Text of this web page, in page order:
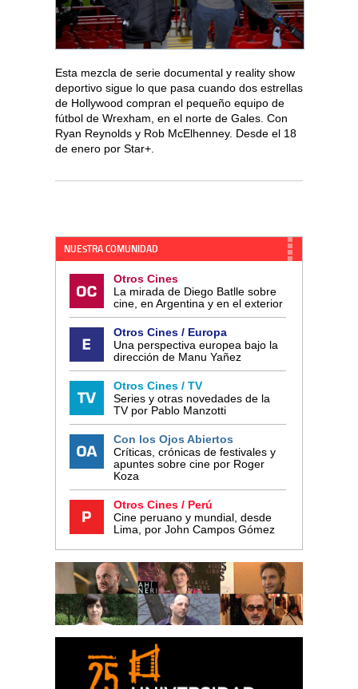
Esta mezcla de serie documental y reality show
deportivo sigue lo que pasa cuando dos estrellas
de Hollywood compran el pequeño equipo de
fútbol de Wrexham, en el norte de Gales. Con
Ryan Reynolds y Rob McElhenney. Desde el 18
de enero por Star+.
NUESTRA COMUNIDAD
Otros Cines
La mirada de Diego Batlle sobre
cine, en Argentina y en el exterior
Otros Cines / Europa
Una perspectiva europea bajo la
dirección de Manu Yañez
Otros Cines / TV
Series y otras novedades de la
TV por Pablo Manzotti
Con los Ojos Abiertos
Críticas, crónicas de festivales y
apuntes sobre cine por Roger
Koza
Otros Cines / Perú
Cine peruano y mundial, desde
Lima, por John Campos Gómez